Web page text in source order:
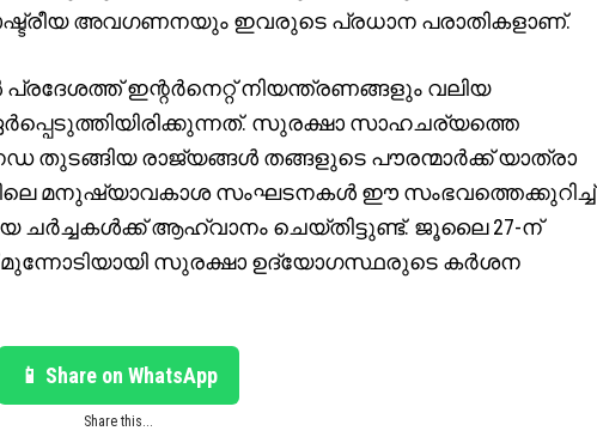
അവഗണനയും ഇവരുടെ പ്രധാന പരാതികളാണ്.
ഇന്റർനെറ്റ് നിയന്ത്രണങ്ങളും വലിയ
സുരക്ഷാ സാഹചര്യത്തെ
തുടങ്ങിയ രാജ്യങ്ങൾ തങ്ങളുടെ പൗരന്മാർക്ക് യാത്രാ
മനുഷ്യാവകാശ സംഘടനകൾ ഈ സംഭവത്തെക്കുറിച്ച്
ചർച്ചകൾക്ക് ആഹ്വാനം ചെയ്തിട്ടുണ്ട്. ജൂലൈ 27-ന്
മുന്നോടിയായി സുരക്ഷാ ഉദ്യോഗസ്ഥരുടെ കർശന
📱 Share on WhatsApp
Share this...